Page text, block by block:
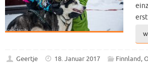
Geertje 18. Januar 2017 Finnland,